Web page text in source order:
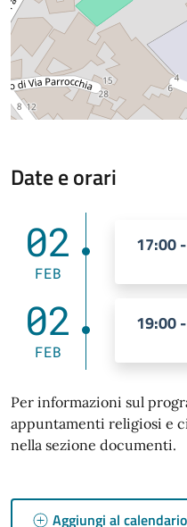
Date e orari
02
FEB
17:00
02
FEB
19:00
Per informazioni sul
appuntamenti religiosi e
nella sezione documenti.
Aggiungi al calendario